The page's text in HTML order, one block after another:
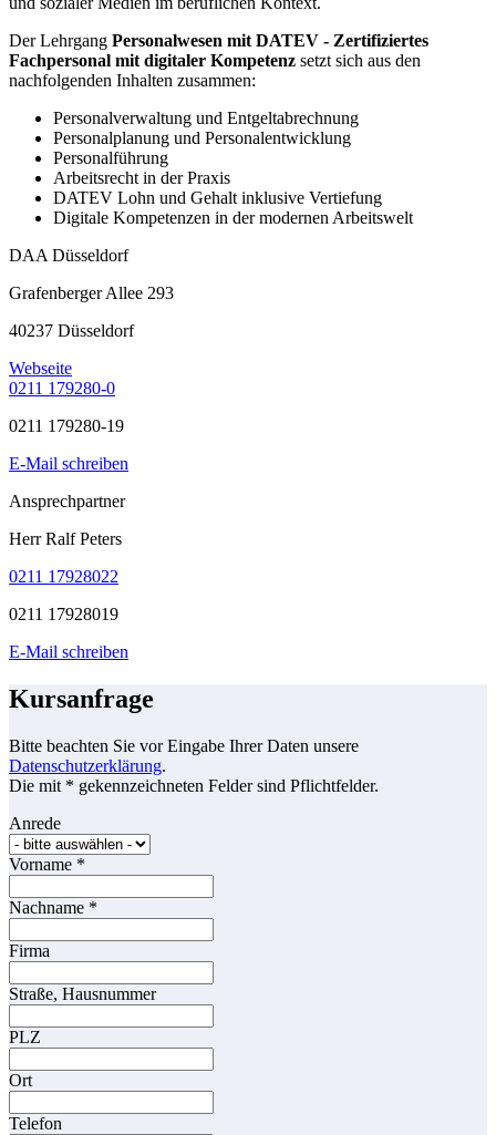
Der Lehrgang Personalwesen mit DATEV - Zertifiziertes
Fachpersonal mit digitaler Kompetenz setzt sich aus den
nachfolgenden Inhalten zusammen:
Personalverwaltung und Entgeltabrechnung
Personalplanung und Personalentwicklung
Personalführung
Arbeitsrecht in der Praxis
DATEV Lohn und Gehalt inklusive Vertiefung
Digitale Kompetenzen in der modernen Arbeitswelt
DAA Düsseldorf
Grafenberger Allee 293
40237 Düsseldorf
Webseite
0211 179280-0
0211 179280-19
E-Mail schreiben
Ansprechpartner
Herr Ralf Peters
0211 17928022
0211 17928019
E-Mail schreiben
Kursanfrage
Bitte beachten Sie vor Eingabe Ihrer Daten unsere
Datenschutzerklärung.
Die mit * gekennzeichneten Felder sind Pflichtfelder.
Anrede
Vorname *
Nachname *
Firma
Straße, Hausnummer
PLZ
Ort
Telefon